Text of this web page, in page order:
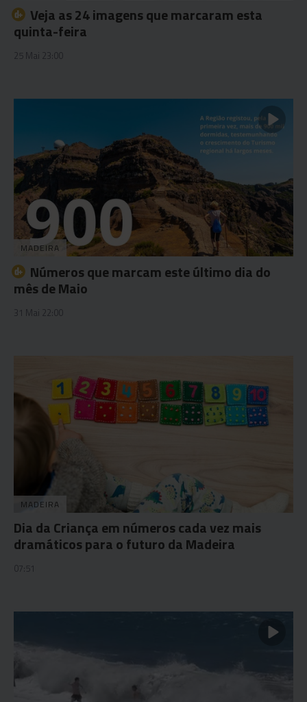
Veja as 24 imagens que marcaram esta
quinta-feira
25 Mai 23:00
MADEIRA
Números que marcam este último dia do
mês de Maio
31 Mai 22:00
MADEIRA
Dia da Criança em números cada vez mais
dramáticos para o futuro da Madeira
07:51